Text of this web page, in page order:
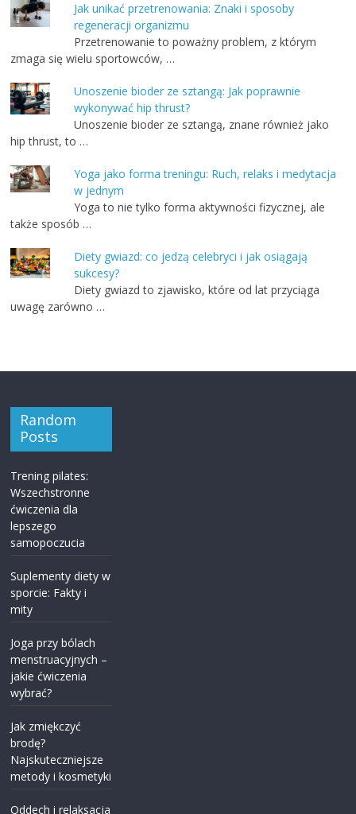
Jak unikać przetrenowania: Znaki i sposoby
regeneracji organizmu
Przetrenowanie to poważny problem, z którym
zmaga się wielu sportowców, …
Unoszenie bioder ze sztangą: Jak poprawnie
wykonywać hip thrust?
Unoszenie bioder ze sztangą, znane również jako
hip thrust, to …
Yoga jako forma treningu: Ruch, relaks i medytacja
w jednym
Yoga to nie tylko forma aktywności fizycznej, ale
także sposób …
Diety gwiazd: co jedzą celebryci i jak osiągają
sukcesy?
Diety gwiazd to zjawisko, które od lat przyciąga
uwagę zarówno …
Random
Posts
Trening pilates:
Wszechstronne
ćwiczenia dla
lepszego
samopoczucia
Suplementy diety w
sporcie: Fakty i
mity
Joga przy bólach
menstruacyjnych –
jakie ćwiczenia
wybrać?
Jak zmiękczyć
brodę?
Najskuteczniejsze
metody i kosmetyki
Oddech i relaksacja